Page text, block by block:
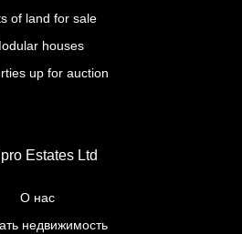
Estates Ltd
of land for sale
houses
up for auction
О нас
недвижимость